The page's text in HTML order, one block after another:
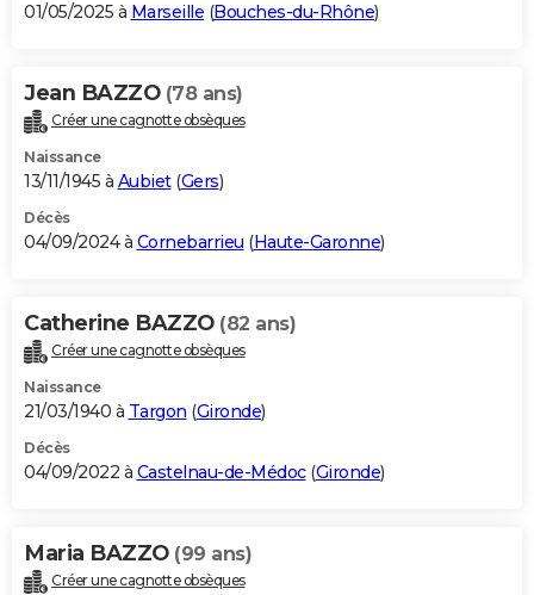
01/05/2025 à Marseille (Bouches-du-Rhône)
Jean BAZZO (78 ans)
Créer une cagnotte obsèques
Naissance
13/11/1945 à Aubiet(Gers)
Décès
04/09/2024 à Cornebarrieu (Haute-Garonne)
Catherine BAZZO (82 ans)
Créer une cagnotte obsèques
Naissance
21/03/1940 à Targon (Gironde)
Décès
04/09/2022 à Castelnau-de-Médoc(Gironde)
Maria BAZZO (99 ans)
Créer une cagnotte obsèques